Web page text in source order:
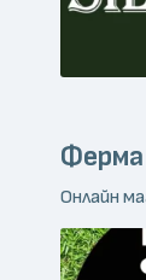
Онлайн